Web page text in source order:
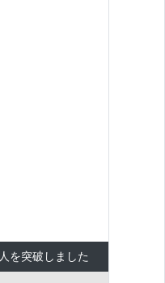
を突破しました